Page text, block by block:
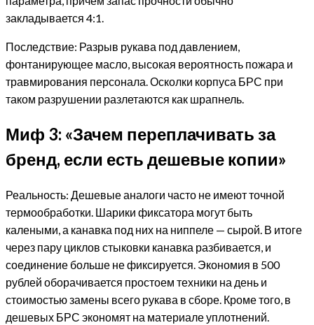
закладывается 4:1.
Последствие: Разрыв рукава под давлением,
фонтанирующее масло, высокая вероятность пожара и
травмирования персонала. Осколки корпуса БРС при
таком разрушении разлетаются как шрапнель.
Миф 3: «Зачем переплачивать за
бренд, если есть дешевые копии»
Реальность: Дешевые аналоги часто не имеют точной
термообработки. Шарики фиксатора могут быть
калеными, а канавка под них на ниппеле — сырой. В итоге
через пару циклов стыковки канавка разбивается, и
соединение больше не фиксируется. Экономия в 500
рублей оборачивается простоем техники на день и
стоимостью замены всего рукава в сборе. Кроме того, в
дешевых БРС экономят на материале уплотнений.